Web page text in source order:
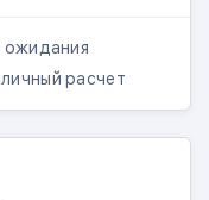
ожидания
расчет